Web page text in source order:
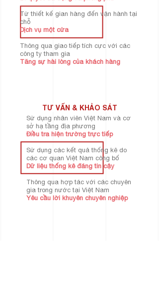
Từ thiết kế gian hàng đến vận hành tại
chỗ
Dịch vụ một cửa
Thông qua giao tiếp tích cực với các
công ty tham gia
Tăng sự hài lòng của khách hàng
Sử dụng nhân viên Việt Nam và cơ
sở hạ tầng địa phương
Điều tra hiện trường trực tiếp
Sử dụng các kết quả thống kê do
các cơ quan Việt Nam công bố
Dữ liệu thống kê đáng tin cậy
Thông qua hợp tác với các chuyên
gia trong nước tại Việt Nam
Yêu cầu lời khuyên chuyên nghiệp
TƯ VẤN & KHẢO SÁT